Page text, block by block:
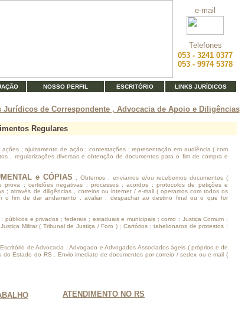
e-mail
Telefones
053 - 3241 0377
053 - 9974 5378
NOSSO PERFIL ESCRITÓRIO LINKS JURÍDICOS
de Correspondente , Advocacia de Apoio e Diligências
Regulares
ações ; ajuizamento de ação ; contestações ; representação em audiência ( com
, regularizações diversas e obtenção de documentos para o fim de compra e
e CÓPIAS
: Obtemos , enviamos e/ou recebemos documentos (
; certidões negativas ; processos ; acordos ; protocolos de petições e
; através de diligências , correios ou internet / e-mail ( operamos com todos os
o fim de dar andamento , avaliar , despachar ao destino final ou o que for
públicos e privados ; federais ; estaduais e municipais ; como : Justiça Comum ;
Militar ( Tribunal de Justiça / Foro ) ; Cartórios ; tabelionatos de protestos ;
de Advocacia ; Advogado e Advogados Associados ágeis ( próprios e de
Estado do RS . Envio imediato de documentos por correio / sedex ou e-mail (
ATENDIMENTO NO RS